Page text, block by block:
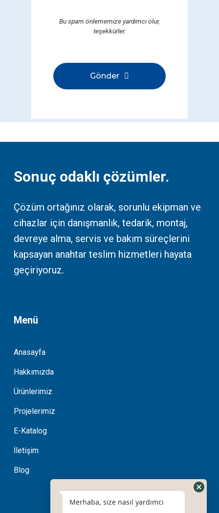
Bu spam önlememize yardımcı olur,
teşekkürler.
Gönder
boş
Sonuç odaklı çözümler.
Çözüm ortağınız olarak, sorunlu ekipman ve
cihazlar için danışmanlık, tedarik, montaj,
devreye alma, servis ve bakım süreçlerini
kapsayan anahtar teslim hizmetleri hayata
geçiriyoruz.
Menü
Anasayfa
Hakkımızda
Ürünlerimiz
Projelerimiz
E-Katalog
İletişim
Blog
Merhaba, size nasıl yardımcı